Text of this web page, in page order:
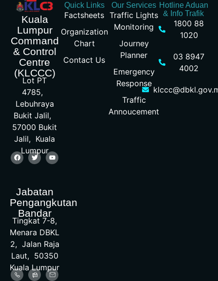
Kuala
Lumpur
Command
& Control
Centre
(KLCCC)
Lot PT
4785,
Lebuhraya
Bukit Jalil,
57000 Bukit
Jalil, Kuala
Lumpur
Jabatan
Pengangkutan
Bandar
Tingkat 7-8,
Menara DBKL
2, Jalan Raja
Laut, 50350
Kuala Lumpur
Quick Links
Factsheets
Organization
Chart
Contact Us
Our Services
Traffic Lights
Monitoring
Journey
Planner
Emergency
Response
Traffic
Annoucement
Hotline Aduan
& Info Trafik
1800 88
1020
03 8947
4002